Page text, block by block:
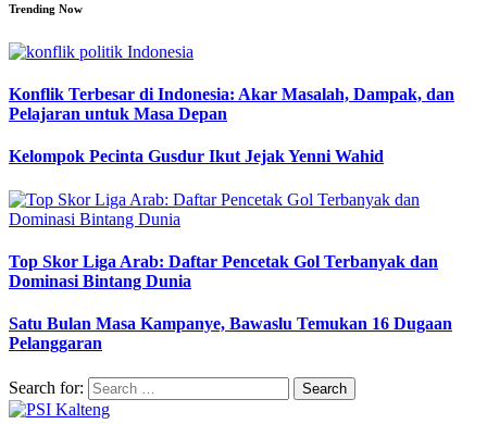
Trending Now
Konflik Terbesar di Indonesia: Akar Masalah, Dampak, dan
Pelajaran untuk Masa Depan
Kelompok Pecinta Gusdur Ikut Jejak Yenni Wahid
Top Skor Liga Arab: Daftar Pencetak Gol Terbanyak dan
Dominasi Bintang Dunia
Satu Bulan Masa Kampanye, Bawaslu Temukan 16 Dugaan
Pelanggaran
Search for: